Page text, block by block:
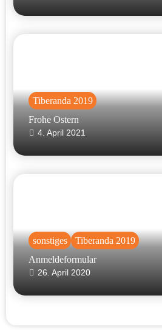
Tiberanda 2019
Frohe Ostern
4. April 2021
sonstiges
Tiberanda 2019
Anmeldeformular
26. April 2020